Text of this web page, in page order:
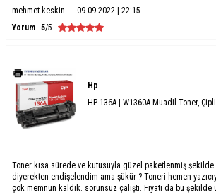
mehmet keskin
09.09.2022 | 22:15
Yorum 5/5
Hp
HP 136A | W1360A Muadil Toner, Çipli
Toner kısa sürede ve kutusuyla güzel paketlenmiş şekilde
diyerekten endişelendim ama şükür ? Toneri hemen
çok memnun kaldık. sorunsuz çalıştı. Fiyatı da bu